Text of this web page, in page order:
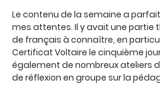
Le contenu de la semaine a
mes attentes. Il y avait une partie
de français à connaître, en
Certificat Voltaire le cinquième
également de nombreux ateliers
de réflexion en groupe sur la